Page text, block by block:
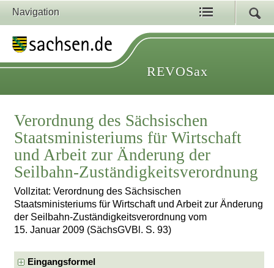
Navigation
REVOSax
Verordnung des Sächsischen
Staatsministeriums für Wirtschaft
und Arbeit zur Änderung der
Seilbahn-Zuständigkeitsverordnung
Vollzitat: Verordnung des Sächsischen
Staatsministeriums für Wirtschaft und Arbeit zur Änderung
der Seilbahn-Zuständigkeitsverordnung vom
15. Januar 2009 (SächsGVBl. S. 93)
Eingangsformel